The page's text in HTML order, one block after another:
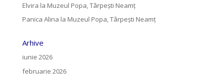
Elvira la Muzeul Popa, Târpeşti Neamţ
Panica Alina la Muzeul Popa, Târpeşti Neamţ
Arhive
iunie 2026
februarie 2026